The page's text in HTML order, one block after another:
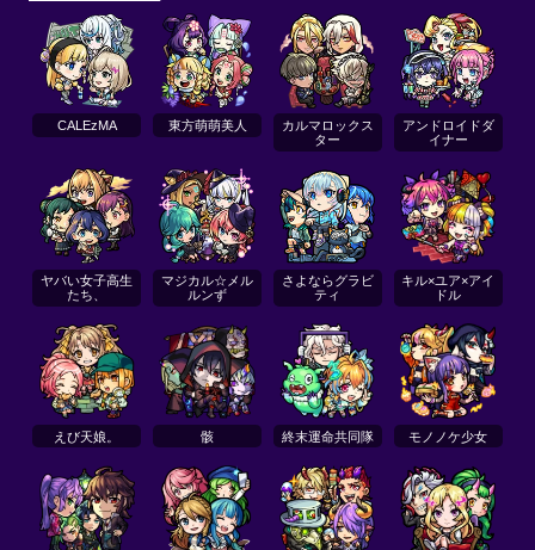
CALEzMA 東方萌萌美人
カルマロックス
ター
アンドロイドダ
イナー
ヤバい女子高生
たち、
マジカル☆メル
ルンず
さよならグラビ
ティ
キル×ユア×アイ
ドル
えび天娘。 骸 終末運命共同隊 モノノケ少女